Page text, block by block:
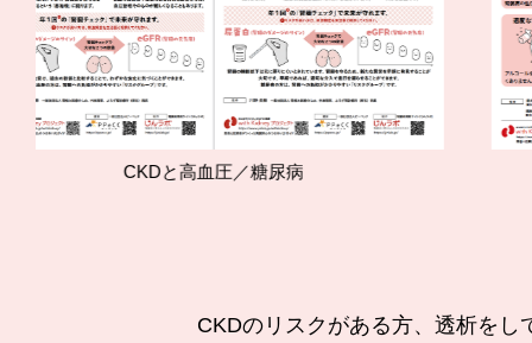
と高血圧／糖尿病
CKDのリスクがある方、透析を